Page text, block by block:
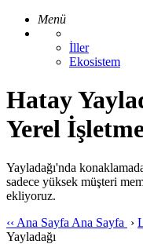
Menü
İller
Ekosistem
Hatay
Yerel
Yayladağı'nda
sadece yüksek müşteri
ekliyoruz.
‹‹ Ana Sayfa Ana Sayfa ›
Yayladağı